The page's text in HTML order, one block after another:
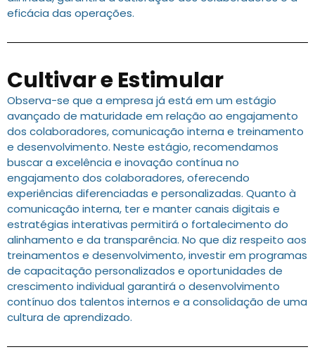
eficácia das operações.
Cultivar e Estimular
Observa-se que a empresa já está em um estágio
avançado de maturidade em relação ao engajamento
dos colaboradores, comunicação interna e treinamento
e desenvolvimento. Neste estágio, recomendamos
buscar a excelência e inovação contínua no
engajamento dos colaboradores, oferecendo
experiências diferenciadas e personalizadas. Quanto à
comunicação interna, ter e manter canais digitais e
estratégias interativas permitirá o fortalecimento do
alinhamento e da transparência. No que diz respeito aos
treinamentos e desenvolvimento, investir em programas
de capacitação personalizados e oportunidades de
crescimento individual garantirá o desenvolvimento
contínuo dos talentos internos e a consolidação de uma
cultura de aprendizado.